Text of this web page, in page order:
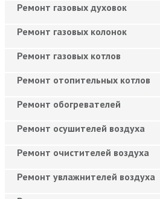
Ремонт газовых духовок
Ремонт газовых колонок
Ремонт газовых котлов
Ремонт отопительных котлов
Ремонт обогревателей
Ремонт осушителей воздуха
Ремонт очистителей воздуха
Ремонт увлажнителей воздуха